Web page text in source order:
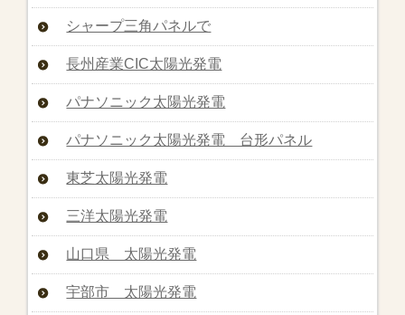
シャープ三角パネルで
長州産業CIC太陽光発電
パナソニック太陽光発電
パナソニック太陽光発電 台形パネル
東芝太陽光発電
三洋太陽光発電
山口県 太陽光発電
宇部市 太陽光発電